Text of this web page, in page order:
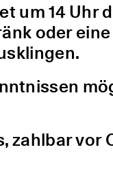
um 14 Uhr
oder
zahlbar vor